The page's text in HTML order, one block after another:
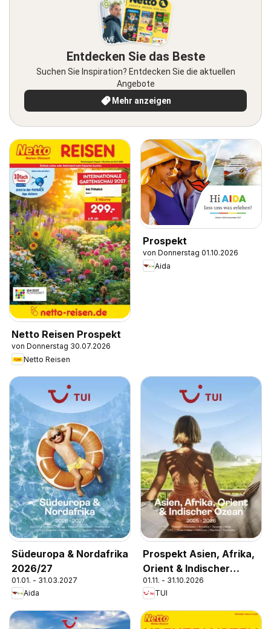
Entdecken Sie das Beste
Suchen Sie Inspiration? Entdecken Sie die aktuellen
Angebote
Mehr anzeigen
Netto Reisen Prospekt
von Donnerstag 30.07.2026
Netto Reisen
Prospekt
von Donnerstag 01.10.2026
Aida
Südeuropa & Nordafrika
2026/27
01.01. - 31.03.2027
Aida
Prospekt Asien, Afrika,
Orient & Indischer
Ozean 2025/26
01.11. - 31.10.2026
TUI